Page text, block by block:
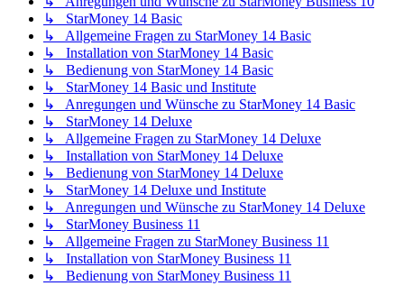
↳ StarMoney 14 Basic
↳ Allgemeine Fragen zu StarMoney 14 Basic
↳ Installation von StarMoney 14 Basic
↳ Bedienung von StarMoney 14 Basic
↳ StarMoney 14 Basic und Institute
↳ Anregungen und Wünsche zu StarMoney 14 Basic
↳ StarMoney 14 Deluxe
↳ Allgemeine Fragen zu StarMoney 14 Deluxe
↳ Installation von StarMoney 14 Deluxe
↳ Bedienung von StarMoney 14 Deluxe
↳ StarMoney 14 Deluxe und Institute
↳ Anregungen und Wünsche zu StarMoney 14 Deluxe
↳ StarMoney Business 11
↳ Allgemeine Fragen zu StarMoney Business 11
↳ Installation von StarMoney Business 11
↳ Bedienung von StarMoney Business 11